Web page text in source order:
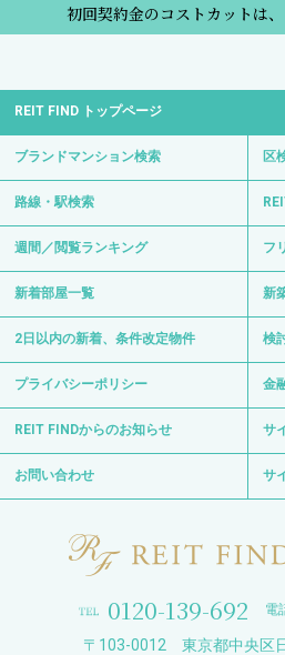
初回契約金のコストカットは
REIT FIND トップページ
ブランドマンション検索 区
路線・駅検索
週間／閲覧ランキング フ
新着部屋一覧 新
2日以内の新着、条件改定物件 検
プライバシーポリシー 金
REIT FINDからのお知らせ サ
お問い合わせ サ
0120-139-692 電
〒103-0012 東京都中央区